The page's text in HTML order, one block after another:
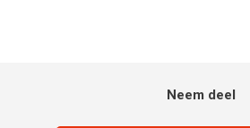
Neem deel